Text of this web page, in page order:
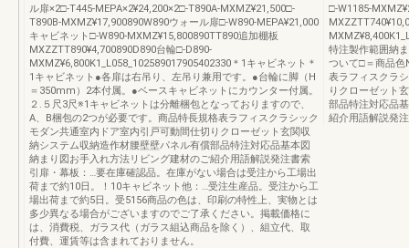
ル扉×2□-T445-MEPA×2¥24,200×2□-T890A-MXMZ¥21,500□-
T890B-MXMZ¥17,900890W890ウォール扉□-W890-MEPA¥21,000
キャビネット□-W890-MXMZ¥15,800890TT890追加棚板
MXZZTT890¥4,700890D890台輪□-D890-
MXMZ¥6,800K1_L058_102589017905402330＊1キャビネット＊
1キャビネット●各扉は右吊り、左吊り兼用です。●台輪に脚（H
＝350mm）2本付属。●ベースキャビネットにカウンター付属。
２.５尺3尺※1キャビネットは分離梱包となっておりますので、
A、B梱包の2つが必要です。商品特長規格表ラフィスクラシック
モダン共通室内ドア室内引戸可動間仕切りクローゼット玄関収
納システム収納造作材腰壁壁パネル有償部品特注対応品基本図
納まり図お手入れ方法リビング建材のご紹介用語解説発注書索
引扉・幕板：…要在庫確認品。在庫がない場合は受注から工場出
荷まで約10日。！10キャビネット他：…受注生産品。受注から工
場出荷まで約5日。受5156商品の色は、印刷の特性上、実物とは
多少異なる場合がございますのでご了承ください。掲載価格に
は、消費税、ガラス代（ガラス組込商品を除く）、組立代、取
付費、運賃等は含まれておりません。
□-W1185-
特注製作範囲納
ついて□＝商品
表ラフィスクラ
りクローゼット
部品特注対応品
紹介用語解説発